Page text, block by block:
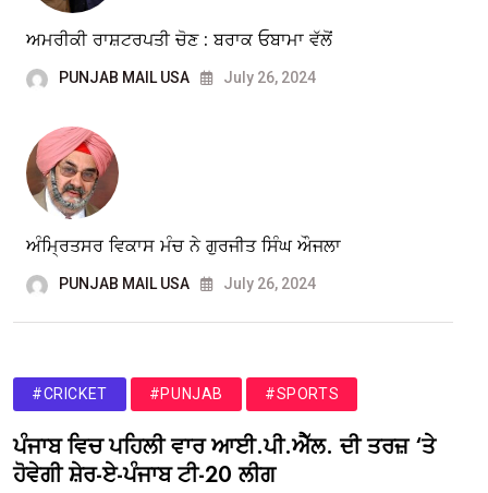
ਅਮਰੀਕੀ ਰਾਸ਼ਟਰਪਤੀ ਚੋਣ : ਬਰਾਕ ਓਬਾਮਾ ਵੱਲੋਂ
PUNJAB MAIL USA July 26, 2024
ਅੰਮ੍ਰਿਤਸਰ ਵਿਕਾਸ ਮੰਚ ਨੇ ਗੁਰਜੀਤ ਸਿੰਘ ਔਜਲਾ
PUNJAB MAIL USA July 26, 2024
#CRICKET #PUNJAB #SPORTS
ਪੰਜਾਬ ਵਿਚ ਪਹਿਲੀ ਵਾਰ ਆਈ.ਪੀ.ਐੱਲ. ਦੀ ਤਰਜ਼ ‘ਤੇ
ਹੋਵੇਗੀ ਸ਼ੇਰ-ਏ-ਪੰਜਾਬ ਟੀ-20 ਲੀਗ